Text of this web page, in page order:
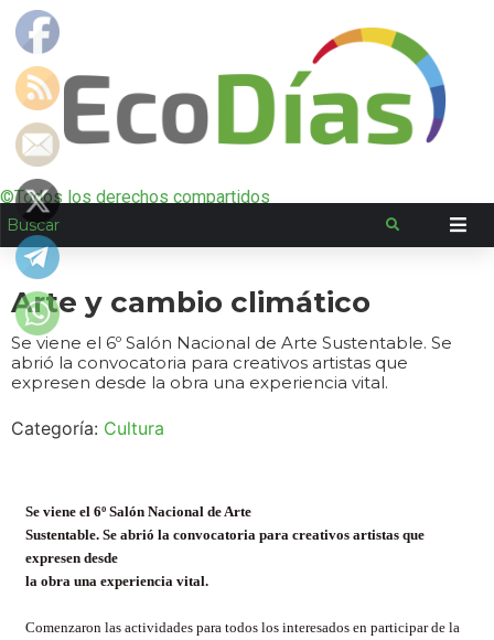
©Todos los derechos compartidos
Arte y cambio climático
Se viene el 6º Salón Nacional de Arte Sustentable. Se
abrió la convocatoria para creativos artistas que
expresen desde la obra una experiencia vital.
Categoría: Cultura
Se viene el 6º Salón Nacional de Arte
Sustentable. Se abrió la convocatoria para creativos artistas que
expresen desde
la obra una experiencia vital.
Comenzaron las actividades para todos los interesados en participar de la